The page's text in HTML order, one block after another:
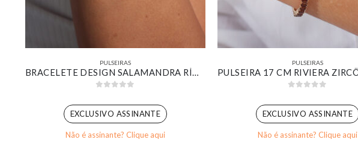
PULSEIRAS
BRACELETE DESIGN SALAMANDRA RÍGIDO BANHADO EM OURO BRANCO
EXCLUSIVO ASSINANTE
Não é assinante? Clique aqui
PULSEIRAS
EXCLUSIVO ASSINANTE
Não é assinante? Clique aqui